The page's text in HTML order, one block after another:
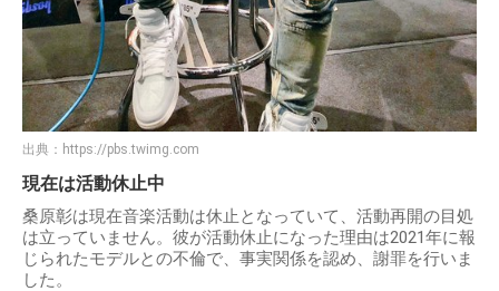
出典： https://pbs.twimg.com
現在は活動休止中
桑原彰は現在音楽活動は休止となっていて、活動再開の目処
は立っていません。彼が活動休止になった理由は2021年に報
じられたモデルとの不倫で、事実関係を認め、謝罪を行いま
した。